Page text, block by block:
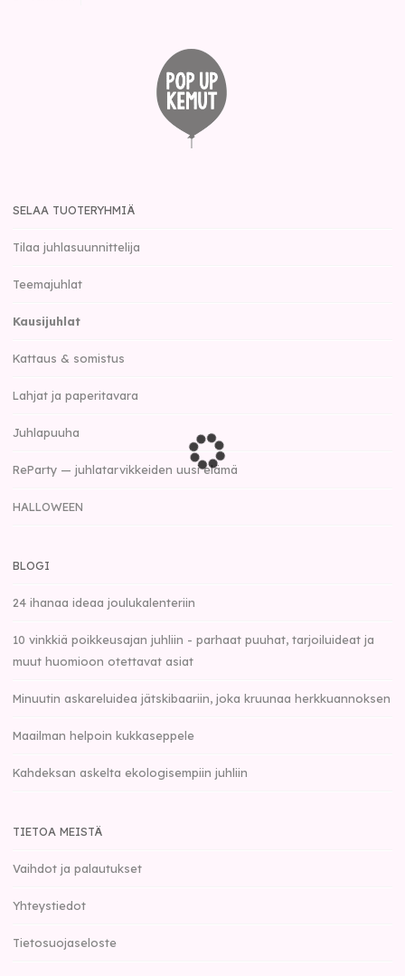
SELAA TUOTERYHMIÄ
Tilaa juhlasuunnittelija
Teemajuhlat
Kausijuhlat
Kattaus & somistus
Lahjat ja paperitavara
Juhlapuuha
ReParty — juhlatarvikkeiden uusi elämä
HALLOWEEN
BLOGI
24 ihanaa ideaa joulukalenteriin
10 vinkkiä poikkeusajan juhliin - parhaat puuhat, tarjoiluideat ja
muut huomioon otettavat asiat
Minuutin askareluidea jätskibaariin, joka kruunaa herkkuannoksen
Maailman helpoin kukkaseppele
Kahdeksan askelta ekologisempiin juhliin
TIETOA MEISTÄ
Vaihdot ja palautukset
Yhteystiedot
Tietosuojaseloste